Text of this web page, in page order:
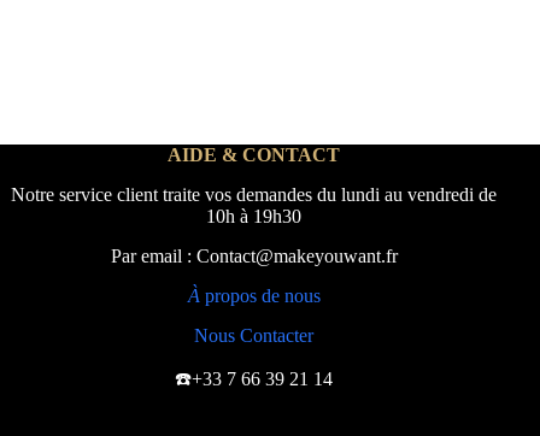
AIDE & CONTACT
Notre service client traite vos demandes du lundi au vendredi de
10h à 19h30
Par email : Contact@makeyouwant.fr
À propos de nous
Nous Contacter
☎️+33 7 66 39 21 14